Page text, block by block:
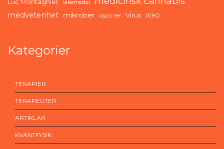
läkemedel
medvetenhet mikrober vacciner Virus WHO
Kategorier
TERAPIER
TERAPEUTER
ARTIKLAR
KVANTFYSIK